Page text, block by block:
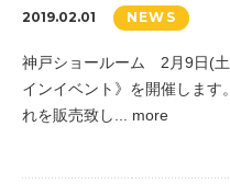
2019.02.01 NEWS
神戸ショールーム 2月9日(
インイベント》を開催します
れを販売致し... more